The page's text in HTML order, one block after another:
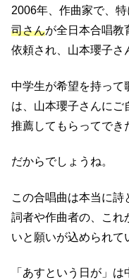
2006年、作曲家で、
司さんが全日本合唱教
依頼され、山本瓔子さ
中学生が希望を持って
は、山本瓔子さんにご
推薦してもらってでき
だからでしょうね。
この合唱曲は本当に
詞者や作曲者の、これ
いと願いが込められて
「あすという日が」